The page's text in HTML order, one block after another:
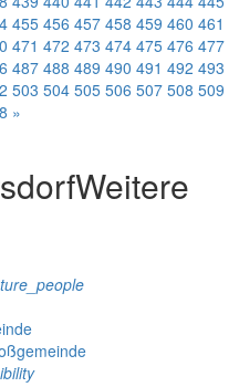
455 456 457 458 459 460 461
471 472 473 474 475 476 477
487 488 489 490 491 492 493
503 504 505 506 507 508 509
»
Weitere